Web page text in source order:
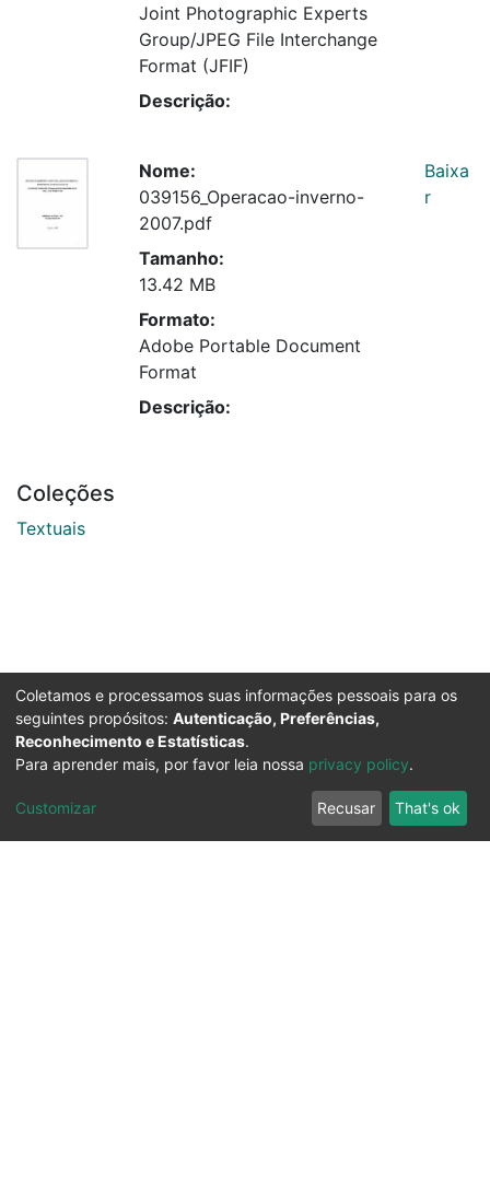
Joint Photographic Experts
Group/JPEG File Interchange
Format (JFIF)
Descrição:
Nome:
039156_Operacao-inverno-
2007.pdf
Tamanho:
13.42 MB
Formato:
Adobe Portable Document
Format
Descrição:
Baixa
r
Coleções
Textuais
Coletamos e processamos suas informações pessoais para os
seguintes propósitos: Autenticação, Preferências,
Reconhecimento e Estatísticas.
Para aprender mais, por favor leia nossa privacy policy.
Customizar Recusar That's ok